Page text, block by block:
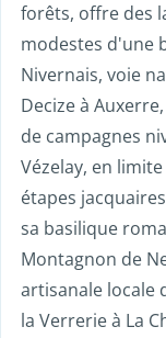
forêts, offre des
modestes d'une
Nivernais, voie
Decize à
de campagnes
Vézelay, en
étapes
sa basilique
Montagnon de
artisanale locale
la Verrerie à La